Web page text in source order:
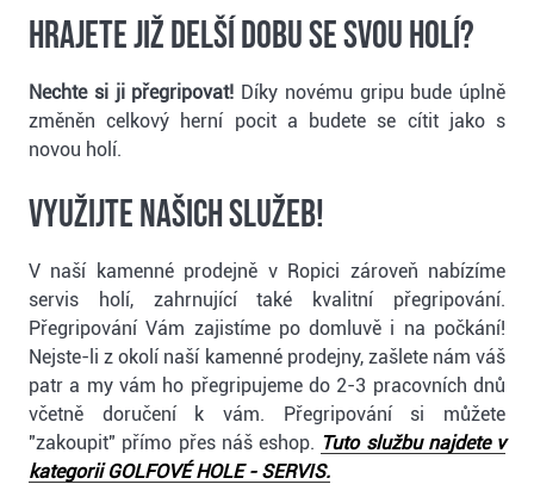
Hrajete již delší dobu se svou holí?
Nechte si ji přegripovat! Díky novému gripu bude úplně
změněn celkový herní pocit a budete se cítit jako s
novou holí.
Využijte našich služeb!
V naší kamenné prodejně v Ropici zároveň nabízíme
servis holí, zahrnující také kvalitní přegripování.
Přegripování Vám zajistíme po domluvě i na počkání!
Nejste-li z okolí naší kamenné prodejny, zašlete nám váš
patr a my vám ho přegripujeme do 2-3 pracovních dnů
včetně doručení k vám. Přegripování si můžete
"zakoupit" přímo přes náš eshop. Tuto službu najdete v
kategorii GOLFOVÉ HOLE - SERVIS.